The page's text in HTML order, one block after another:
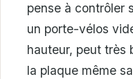
pense à contrôler
un porte-vélos
hauteur, peut très
la plaque même